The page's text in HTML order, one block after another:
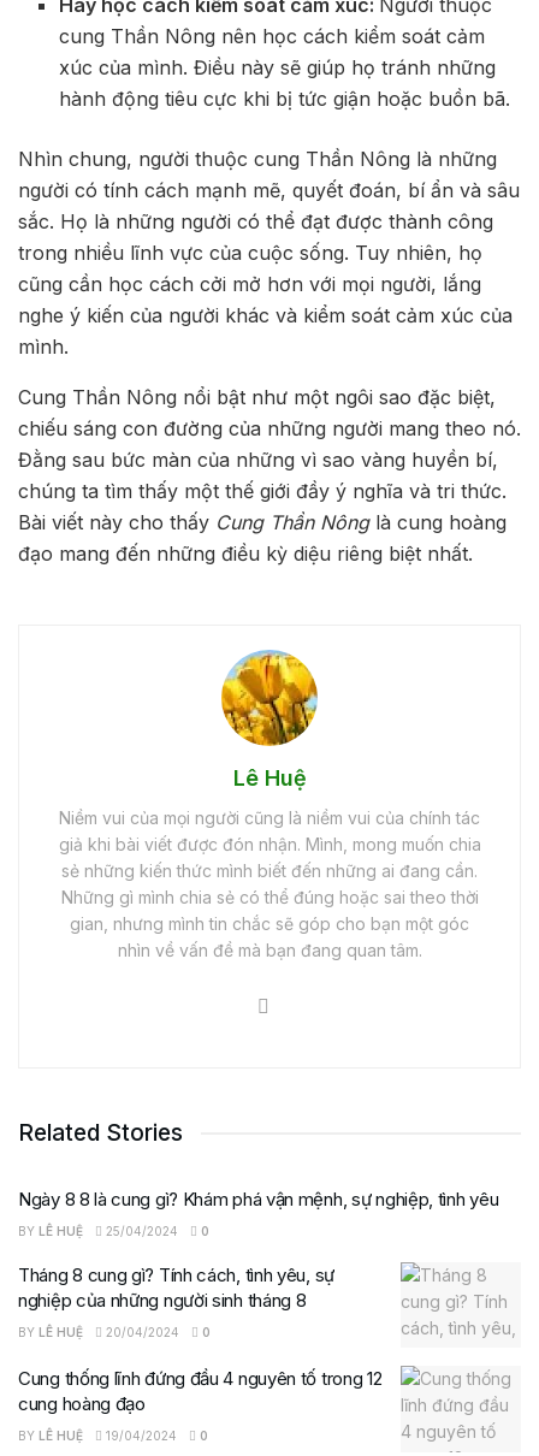
cung Thần Nông nên học cách kiểm soát cảm
xúc của mình. Điều này sẽ giúp họ tránh những
hành động tiêu cực khi bị tức giận hoặc buồn bã.
Nhìn chung, người thuộc cung Thần Nông là những
người có tính cách mạnh mẽ, quyết đoán, bí ẩn và sâu
sắc. Họ là những người có thể đạt được thành công
trong nhiều lĩnh vực của cuộc sống. Tuy nhiên, họ
cũng cần học cách cởi mở hơn với mọi người, lắng
nghe ý kiến của người khác và kiểm soát cảm xúc của
mình.
Cung Thần Nông nổi bật như một ngôi sao đặc biệt,
chiếu sáng con đường của những người mang theo nó.
Đằng sau bức màn của những vì sao vàng huyền bí,
chúng ta tìm thấy một thế giới đầy ý nghĩa và tri thức.
Bài viết này cho thấy Cung Thần Nông là cung hoàng
đạo mang đến những điều kỳ diệu riêng biệt nhất.
Lê Huệ
Niềm vui của mọi người cũng là niềm vui của chính tác
giả khi bài viết được đón nhận. Mình, mong muốn chia
sẻ những kiến thức mình biết đến những ai đang cần.
Những gì mình chia sẻ có thể đúng hoặc sai theo thời
gian, nhưng mình tin chắc sẽ góp cho bạn một góc
nhìn về vấn đề mà bạn đang quan tâm.
Related Stories
Ngày 8 8 là cung gì? Khám phá vận mệnh, sự nghiệp, tình yêu
BY LÊ HUỆ 25/04/2024 0
Tháng 8 cung gì? Tính cách, tình yêu, sự
nghiệp của những người sinh tháng 8
BY LÊ HUỆ 20/04/2024 0
Cung thống lĩnh đứng đầu 4 nguyên tố trong 12
cung hoàng đạo
BY LÊ HUỆ 19/04/2024 0